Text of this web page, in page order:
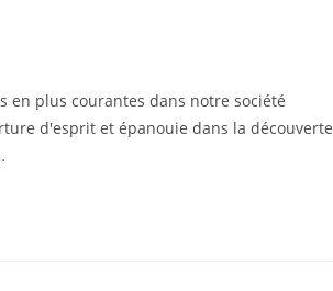
en plus courantes dans notre société
d'esprit et épanouie dans la découverte